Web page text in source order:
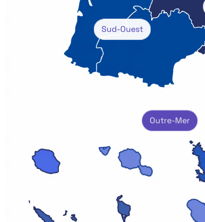
Sud-Ouest
Outre-Mer